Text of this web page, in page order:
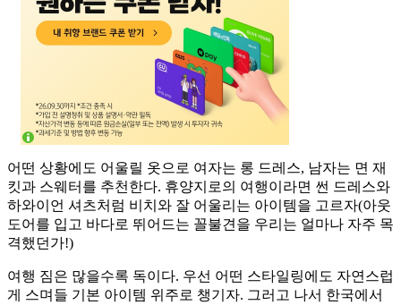
어떤 상황에도 어울릴 옷으로 여자는 롱 드레스, 남자는 면 재
킷과 스웨터를 추천한다. 휴양지로의 여행이라면 썬 드레스와
하와이언 셔츠처럼 비치와 잘 어울리는 아이템을 고르자(아웃
도어를 입고 바다로 뛰어드는 꼴불견을 우리는 얼마나 자주 목
격했던가!)
여행 짐은 많을수록 독이다. 우선 어떤 스타일링에도 자연스럽
게 스며들 기본 아이템 위주로 챙기자. 그러고 나서 한국에서